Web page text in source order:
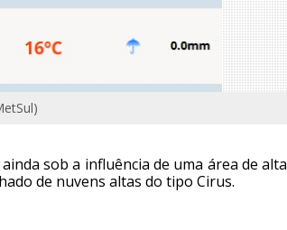
ainda sob a influência de uma área de alta
de nuvens altas do tipo Cirus.